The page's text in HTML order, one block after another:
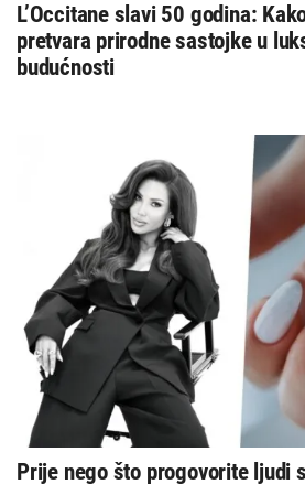
L’Occitane slavi 50 godina:
pretvara prirodne sastojke u
budućnosti
Prije nego što progovorite ljudi